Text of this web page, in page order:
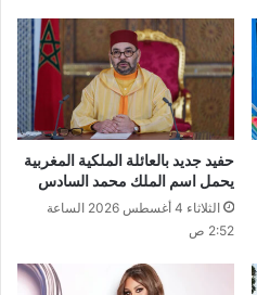
حفيد جديد بالعائلة الملكية المغربية
يحمل اسم الملك محمد السادس
الثلاثاء 4 أغسطس 2026 الساعة
2:52 ص